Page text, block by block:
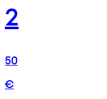
2
50
€